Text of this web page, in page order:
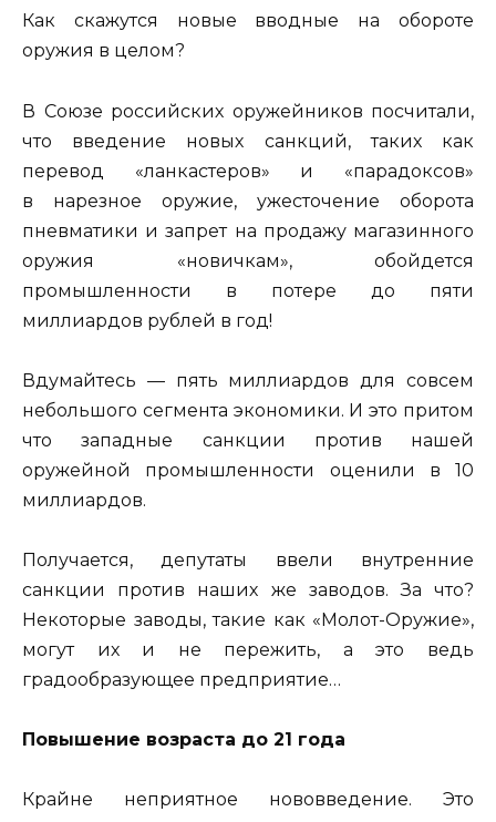
Как скажутся новые вводные на обороте
оружия в целом?
В Союзе российских оружейников посчитали,
что введение новых санкций, таких как
перевод «ланкастеров» и «парадоксов»
в нарезное оружие, ужесточение оборота
пневматики и запрет на продажу магазинного
оружия «новичкам», обойдется
промышленности в потере до пяти
миллиардов рублей в год!
Вдумайтесь — пять миллиардов для совсем
небольшого сегмента экономики. И это притом
что западные санкции против нашей
оружейной промышленности оценили в 10
миллиардов.
Получается, депутаты ввели внутренние
санкции против наших же заводов. За что?
Некоторые заводы, такие как «Молот-Оружие»,
могут их и не пережить, а это ведь
градообразующее предприятие…
Повышение возраста до 21 года
Крайне неприятное нововведение. Это